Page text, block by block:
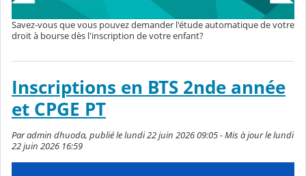
Savez-vous que vous pouvez demander l'étude automatique de votre
droit à bourse dès l'inscription de votre enfant?
Inscriptions en BTS 2nde année
et CPGE PT
Par admin dhuoda, publié le lundi 22 juin 2026 09:05 - Mis à jour le lundi
22 juin 2026 16:59